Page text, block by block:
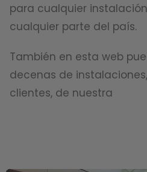
para cualquier
cualquier parte del país.
También en esta web
decenas de
clientes, de nuestra